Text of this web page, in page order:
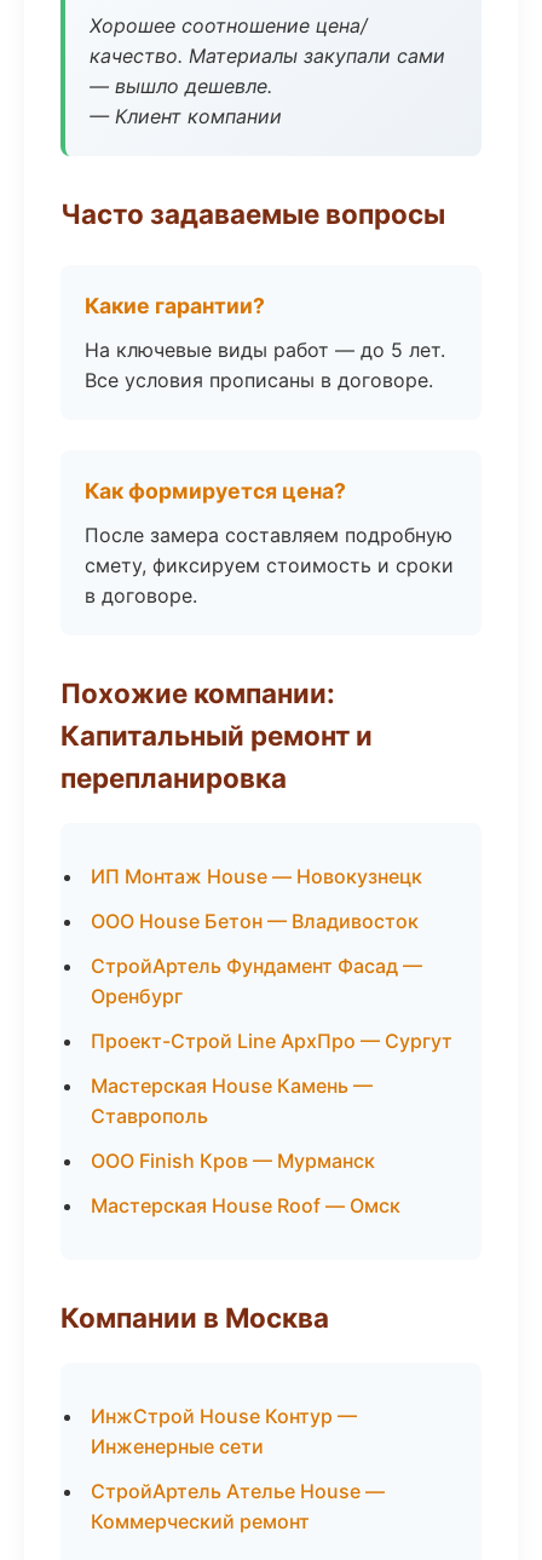
Хорошее соотношение цена/
качество. Материалы закупали сами
— вышло дешевле.
— Клиент компании
Часто задаваемые вопросы
Какие гарантии?
На ключевые виды работ — до 5 лет.
Все условия прописаны в договоре.
Как формируется цена?
После замера составляем подробную
смету, фиксируем стоимость и сроки
в договоре.
Похожие компании:
Капитальный ремонт и
перепланировка
ИП Монтаж House — Новокузнецк
ООО House Бетон — Владивосток
СтройАртель Фундамент Фасад —
Оренбург
Проект-Строй Line АрхПро — Сургут
Мастерская House Камень —
Ставрополь
ООО Finish Кров — Мурманск
Мастерская House Roof — Омск
Компании в Москва
ИнжСтрой House Контур —
Инженерные сети
СтройАртель Ателье House —
Коммерческий ремонт